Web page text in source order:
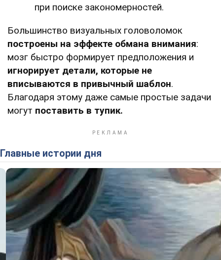
при поиске закономерностей.
Большинство визуальных головоломок
построены на эффекте обмана внимания:
мозг быстро формирует предположения и
игнорирует детали, которые не
вписываются в привычный шаблон.
Благодаря этому даже самые простые задачи
могут поставить в тупик.
Главные истории дня